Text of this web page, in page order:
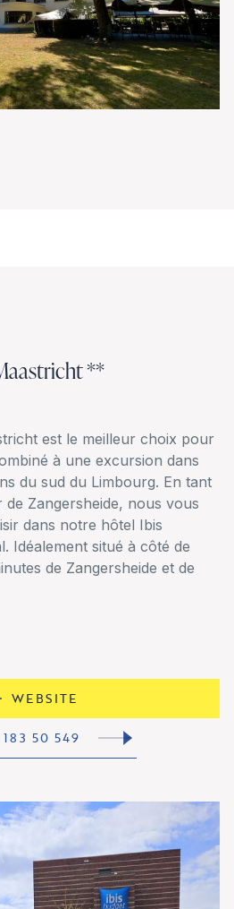
**
est le meilleur choix pour
à une excursion dans
du sud du Limbourg. En tant
Zangersheide, nous vous
dans notre hôtel Ibis
Idéalement situé à côté de
de Zangersheide et de
WEBSITE
50 549